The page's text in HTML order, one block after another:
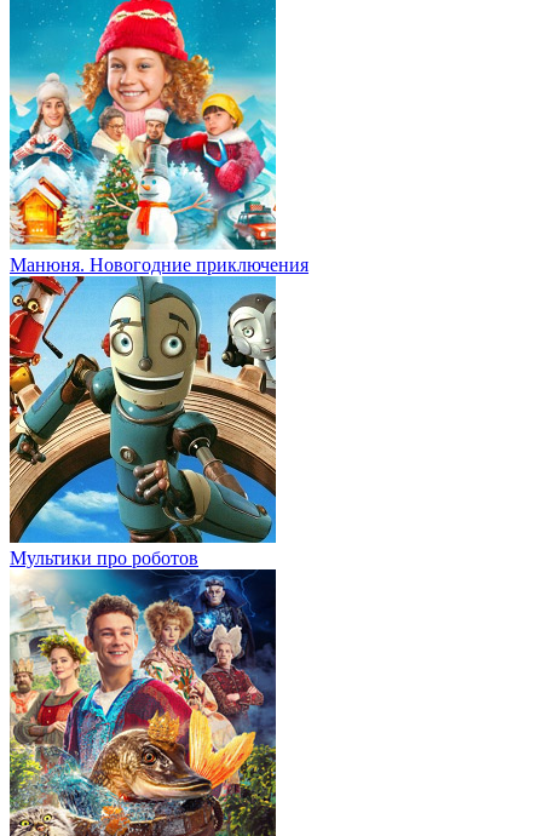
Манюня. Новогодние приключения
Мультики про роботов